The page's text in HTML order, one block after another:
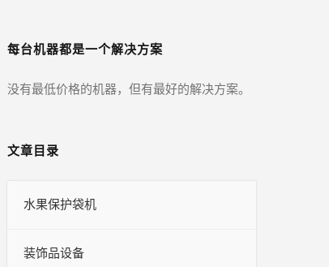
每台机器都是一个解决方案
没有最低价格的机器，但有最好的解决方案。
文章目录
水果保护袋机
装饰品设备